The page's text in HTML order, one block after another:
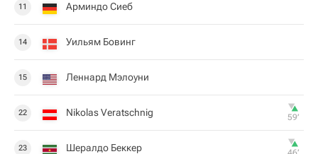
11 Арминдо Сиеб
14 Уильям Бовинг
15 Леннард Мэлоуни
22 Nikolas Veratschnig 59‎’‎
23 Шералдо Беккер